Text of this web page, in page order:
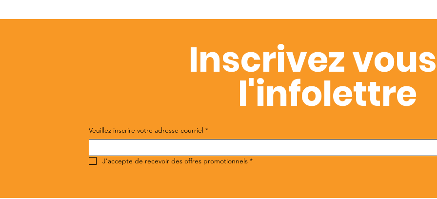
Inscrivez
l'infolettre
Veuillez inscrire votre adresse courriel *
J'accepte de recevoir des offres promotionnels *